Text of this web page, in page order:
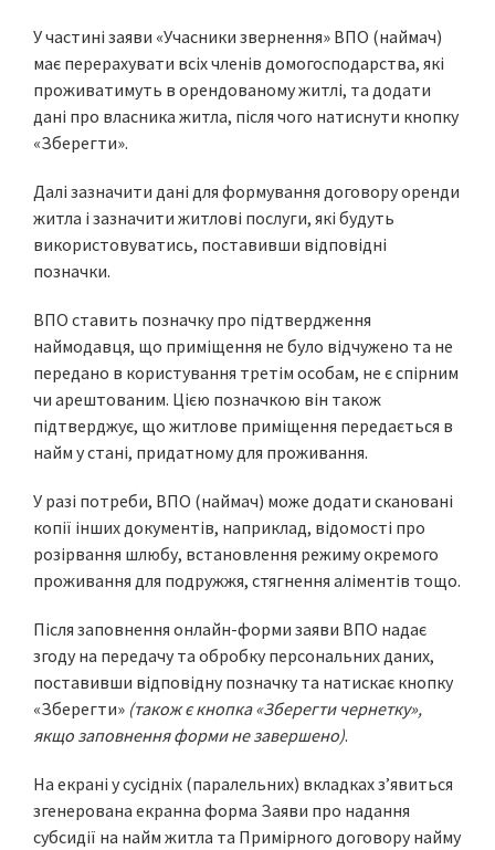
У частині заяви «Учасники звернення» ВПО (наймач)
має перерахувати всіх членів домогосподарства, які
проживатимуть в орендованому житлі, та додати
дані про власника житла, після чого натиснути кнопку
«Зберегти».
Далі зазначити дані для формування договору оренди
житла і зазначити житлові послуги, які будуть
використовуватись, поставивши відповідні
позначки.
ВПО ставить позначку про підтвердження
наймодавця, що приміщення не було відчужено та не
передано в користування третім особам, не є спірним
чи арештованим. Цією позначкою він також
підтверджує, що житлове приміщення передається в
найм у стані, придатному для проживання.
У разі потреби, ВПО (наймач) може додати скановані
копії інших документів, наприклад, відомості про
розірвання шлюбу, встановлення режиму окремого
проживання для подружжя, стягнення аліментів тощо.
Після заповнення онлайн-форми заяви ВПО надає
згоду на передачу та обробку персональних даних,
поставивши відповідну позначку та натискає кнопку
«Зберегти» (також є кнопка «Зберегти чернетку»,
якщо заповнення форми не завершено).
На екрані у сусідніх (паралельних) вкладках з’явиться
згенерована екранна форма Заяви про надання
субсидії на найм житла та Примірного договору найму